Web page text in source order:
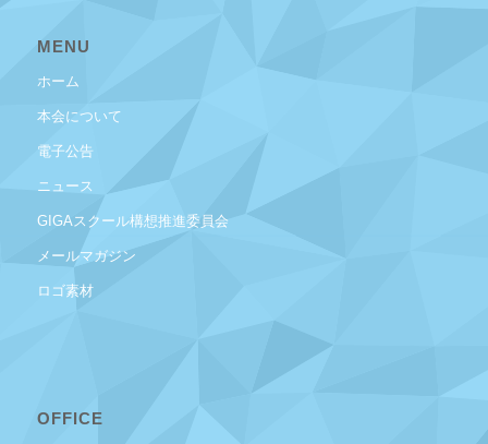
MENU
ホーム
本会について
電子公告
ニュース
GIGAスクール構想推進委員会
メールマガジン
ロゴ素材
OFFICE